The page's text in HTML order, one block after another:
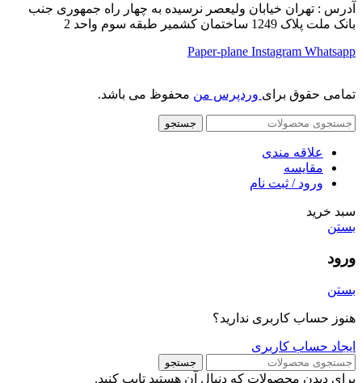
آدرس : تهران خیابان ولیعصر نرسیده به چهار راه جمهوری جنب
بانک ملت پلاک 1249 ساختمان کشمیر طبقه سوم واحد 2
Paper-plane Instagram Whatsapp
تمامی حقوق برای وردپرس من محفوظ می باشد.
جستجو
علاقه مندی
مقایسه
ورود / ثبت نام
سبد خرید
بستن
ورود
بستن
هنوز حساب کاربری ندارید؟
ایجاد حساب کاربری
جستجو
برای دیدن محصولات که دنبال آن هستید تایپ کنید.